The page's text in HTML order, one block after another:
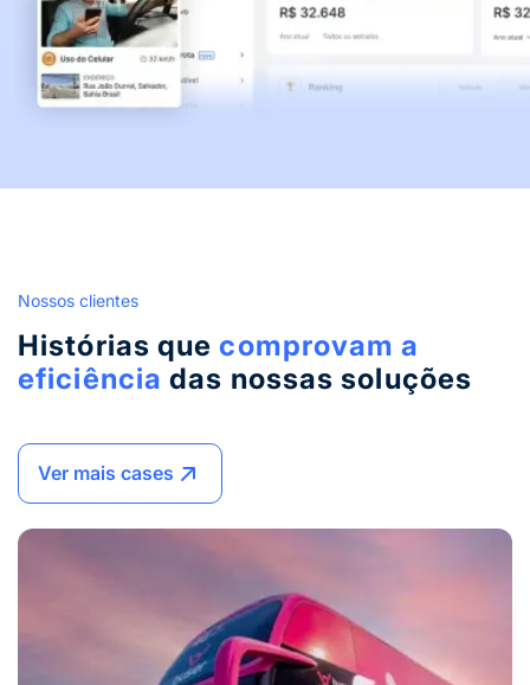
Nossos clientes
Histórias quecomprovam a
eficiência das nossas soluções
Ver mais cases